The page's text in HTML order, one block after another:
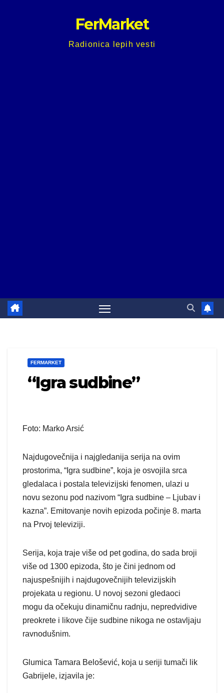
FerMarket
Radionica lepih vesti
FERMARKET
“Igra sudbine”
Foto: Marko Arsić
Najdugovečnija i najgledanija serija na ovim
prostorima, “Igra sudbine”, koja je osvojila srca
gledalaca i postala televizijski fenomen, ulazi u
novu sezonu pod nazivom “Igra sudbine – Ljubav i
kazna”. Emitovanje novih epizoda počinje 8. marta
na Prvoj televiziji.
Serija, koja traje više od pet godina, do sada broji
više od 1300 epizoda, što je čini jednom od
najuspešnijih i najdugovečnijih televizijskih
projekata u regionu. U novoj sezoni gledaoci
mogu da očekuju dinamičnu radnju, nepredvidive
preokrete i likove čije sudbine nikoga ne ostavljaju
ravnodušnim.
Glumica Tamara Belošević, koja u seriji tumači lik
Gabrijele, izjavila je: